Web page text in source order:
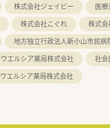
株式会社ジェイピー
医
株式会社こぐれ
株式
地方独立行政法人新小山市民病
ウエルシア薬局株式会社
社
ウエルシア薬局株式会社